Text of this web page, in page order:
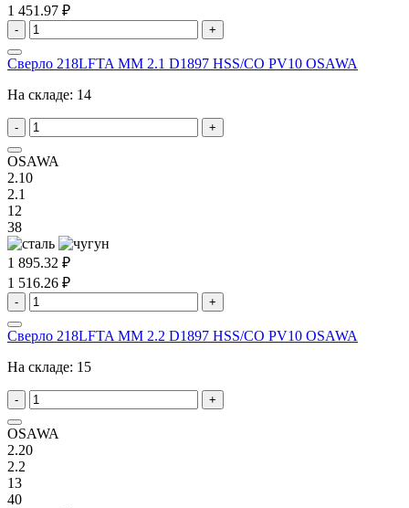
1 451.97 ₽
- +
Сверло 218LFTA MM 2.1 D1897 HSS/CO PV10 OSAWA
На складе: 14
- +
OSAWA
2.10
2.1
12
38
1 895.32 ₽
1 516.26 ₽
- +
Сверло 218LFTA MM 2.2 D1897 HSS/CO PV10 OSAWA
На складе: 15
- +
OSAWA
2.20
2.2
13
40